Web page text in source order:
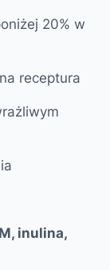
20% w
receptura
inulina,